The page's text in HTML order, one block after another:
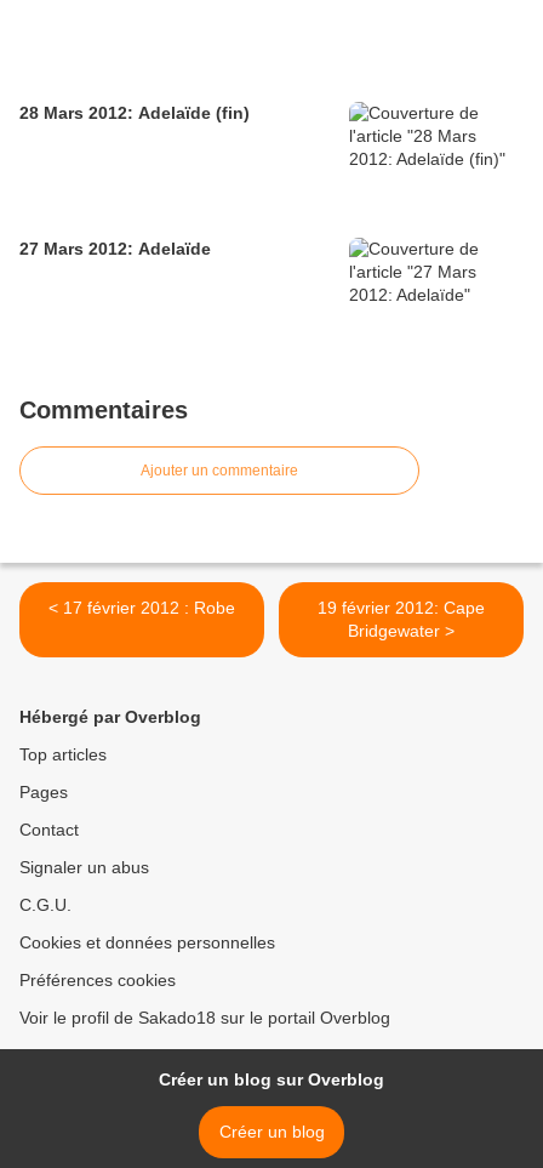
28 Mars 2012: Adelaïde (fin)
27 Mars 2012: Adelaïde
Commentaires
Ajouter un commentaire
< 17 février 2012 : Robe
19 février 2012: Cape
Bridgewater >
Hébergé par Overblog
Top articles
Pages
Contact
Signaler un abus
C.G.U.
Cookies et données personnelles
Préférences cookies
Voir le profil de Sakado18 sur le portail Overblog
Créer un blog sur Overblog
Créer un blog